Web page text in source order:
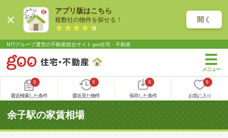
アプリ版はこちら
複数社の物件を探せる！ 開く
NTTグループ運営の不動産総合サイト goo住宅・不動産
0
最近検索した条件
0
最近見た物件
0
保存した条件
0
お気に入り
余子駅の家賃相場